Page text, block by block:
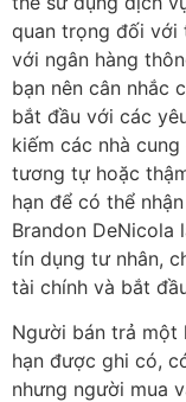
quan trọng đối với
với ngân hàng
bạn nên cân nhắc
bắt đầu với các
kiếm các nhà
tương tự hoặc
hạn để có thể
Brandon
tín dụng tư nhân,
tài chính và bắt
Người bán trả một
hạn được ghi có,
nhưng người mua